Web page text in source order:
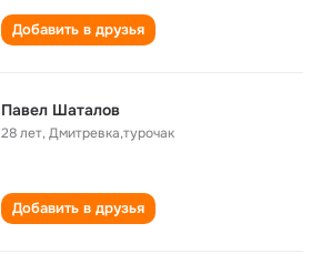
Добавить в друзья
Павел Шаталов
28 лет,Дмитревка,турочак
Добавить в друзья